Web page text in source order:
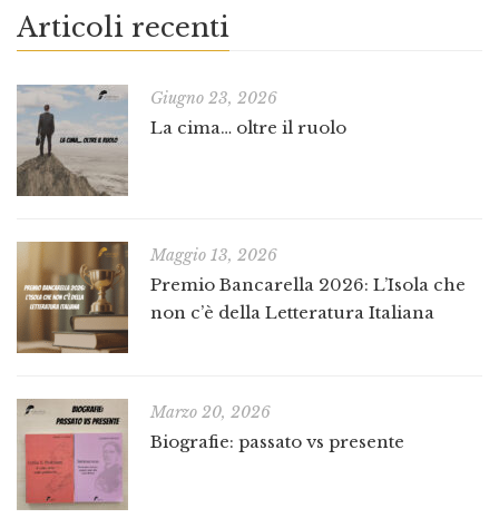
Articoli recenti
Giugno 23, 2026
La cima… oltre il ruolo
Maggio 13, 2026
Premio Bancarella 2026: L’Isola che
non c’è della Letteratura Italiana
Marzo 20, 2026
Biografie: passato vs presente